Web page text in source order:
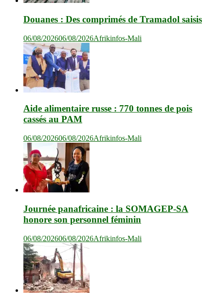
Douanes : Des comprimés de Tramadol saisis
06/08/202606/08/2026Afrikinfos-Mali
Aide alimentaire russe : 770 tonnes de pois
cassés au PAM
06/08/202606/08/2026Afrikinfos-Mali
Journée panafricaine : la SOMAGEP-SA
honore son personnel féminin
06/08/202606/08/2026Afrikinfos-Mali